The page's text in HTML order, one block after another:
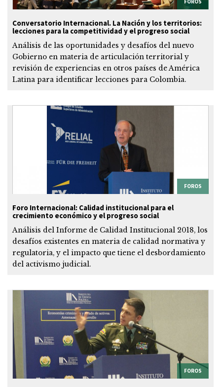
FOROS
Conversatorio Internacional. La Nación y los territorios:
lecciones para la competitividad y el progreso social
Análisis de las oportunidades y desafíos del nuevo
Gobierno en materia de articulación territorial y
revisión de experiencias en otros países de América
Latina para identificar lecciones para Colombia.
FOROS
Foro Internacional: Calidad institucional para el
crecimiento económico y el progreso social
Análisis del Informe de Calidad Institucional 2018, los
desafíos existentes en materia de calidad normativa y
regulatoria, y el impacto que tiene el desbordamiento
del activismo judicial.
FOROS